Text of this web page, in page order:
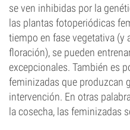
se ven inhibidas por la
las plantas fotoperiódicas
tiempo en fase vegetativa (y
floración), se pueden
excepcionales. También es
feminizadas que produzcan
intervención. En otras
la cosecha, las feminizadas